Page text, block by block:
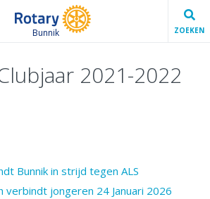
Bunnik ZOEKEN
2021-2022
Bunnik in strijd tegen ALS
verbindt jongeren 24 Januari 2026